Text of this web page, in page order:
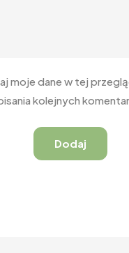
moje dane w tej
kolejnych